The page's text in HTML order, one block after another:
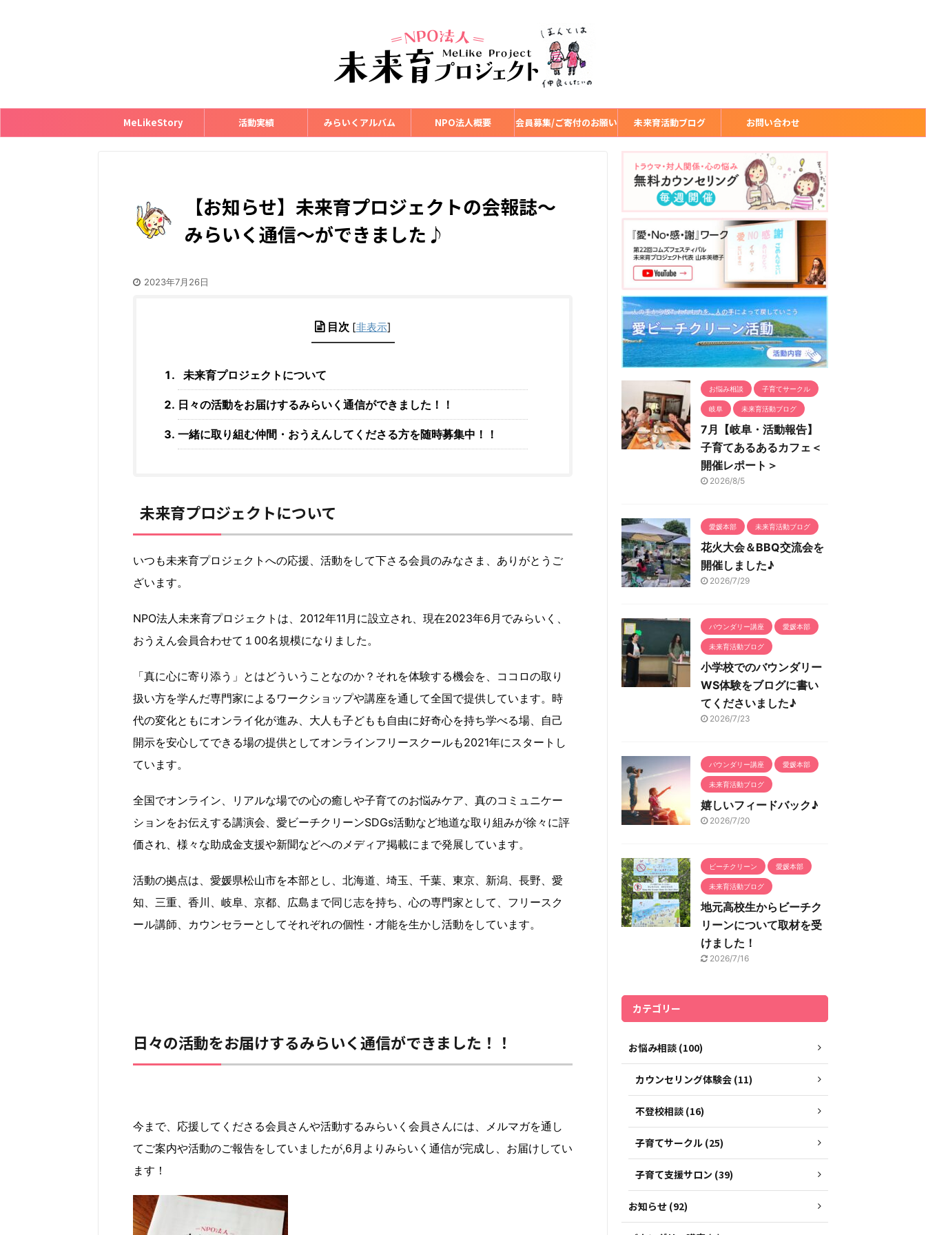
MeLikeStory 活動実績 みらいくアルバム NPO法人概要 会員募集/ご寄付のお願い 未来育活動ブログ お問い合わせ
【お知らせ】未来育プロジェクトの会報誌～
みらいく通信～ができました♪
2023年7月26日
目次 [非表示]
未来育プロジェクトについて
日々の活動をお届けするみらいく通信ができました！！
一緒に取り組む仲間・おうえんしてくださる方を随時募集中！！
未来育プロジェクトについて
いつも未来育プロジェクトへの応援、活動をして下さる会員のみなさま、ありがとうご
ざいます。
NPO法人未来育プロジェクトは、2012年11月に設立され、現在2023年6月でみらいく、
おうえん会員合わせて１00名規模になりました。
「真に心に寄り添う」とはどういうことなのか？それを体験する機会を、ココロの取り
扱い方を学んだ専門家によるワークショップや講座を通して全国で提供しています。時
代の変化ともにオンライ化が進み、大人も子どもも自由に好奇心を持ち学べる場、自己
開示を安心してできる場の提供としてオンラインフリースクールも2021年にスタートし
ています。
全国でオンライン、リアルな場での心の癒しや子育てのお悩みケア、真のコミュニケー
ションをお伝えする講演会、愛ビーチクリーンSDGs活動など地道な取り組みが徐々に評
価され、様々な助成金支援や新聞などへのメディア掲載にまで発展しています。
活動の拠点は、愛媛県松山市を本部とし、北海道、埼玉、千葉、東京、新潟、長野、愛
知、三重、香川、岐阜、京都、広島まで同じ志を持ち、心の専門家として、フリースク
ール講師、カウンセラーとしてそれぞれの個性・才能を生かし活動をしています。
日々の活動をお届けするみらいく通信ができました！！
今まで、応援してくださる会員さんや活動するみらいく会員さんには、メルマガを通し
てご案内や活動のご報告をしていましたが,6月よりみらいく通信が完成し、お届けしてい
ます！
お悩み相談 子育てサークル
岐阜 未来育活動ブログ
7月【岐阜・活動報告】
子育てあるあるカフェ＜
開催レポート＞
2026/8/5
愛媛本部 未来育活動ブログ
花火大会＆BBQ交流会を
開催しました♪
2026/7/29
バウンダリー講座 愛媛本部
未来育活動ブログ
小学校でのバウンダリー
WS体験をブログに書い
てくださいました♪
2026/7/23
バウンダリー講座 愛媛本部
未来育活動ブログ
嬉しいフィードバック♪
2026/7/20
ビーチクリーン 愛媛本部
未来育活動ブログ
地元高校生からビーチク
リーンについて取材を受
けました！
2026/7/16
カテゴリー
お悩み相談 (100)
カウンセリング体験会 (11)
不登校相談 (16)
子育てサークル (25)
子育て支援サロン (39)
お知らせ (92)